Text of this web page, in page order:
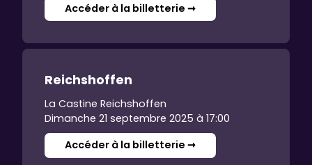
Accéder à la billetterie ➞
Reichshoffen
La Castine Reichshoffen
Dimanche 21 septembre 2025 à 17:00
Accéder à la billetterie ➞